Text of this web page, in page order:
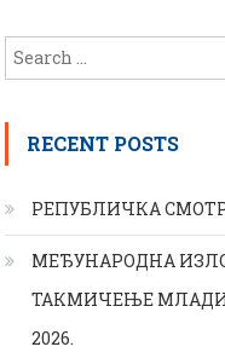
RECENT POSTS
РЕПУБЛИЧКА
МЕЂУНАРОДНА
ТАКМИЧЕЊЕ
2026.